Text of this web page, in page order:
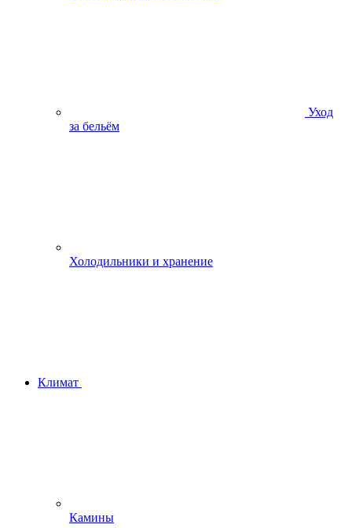
Уход
за бельём
Холодильники и хранение
Климат
Камины